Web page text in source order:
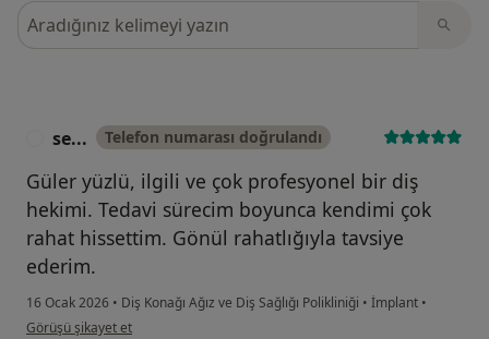
Görüşler içerisinde ara
se... Telefon numarası doğrulandı
Güler yüzlü, ilgili ve çok profesyonel bir diş
hekimi. Tedavi sürecim boyunca kendimi çok
rahat hissettim. Gönül rahatlığıyla tavsiye
ederim.
16 Ocak 2026 • Diş Konağı Ağız ve Diş Sağlığı Polikliniği • İmplant •
kullanıcının görüşüne göre se...
Görüşü şikayet et